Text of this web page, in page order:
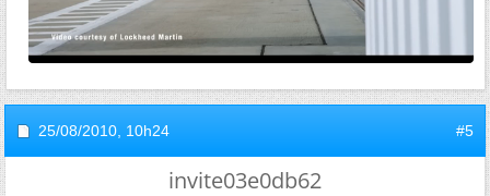
25/08/2010, 10h24 #5
invite03e0db62